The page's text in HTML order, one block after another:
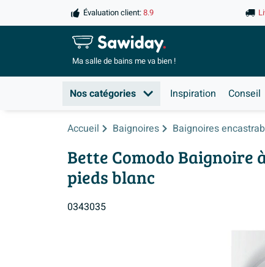
Évaluation client:8.9
Ma salle debains me va bien !
Nos catégories Inspiration Conseil
Accueil Baignoires Baignoires
Bette Comodo Baignoire
pieds blanc
0343035